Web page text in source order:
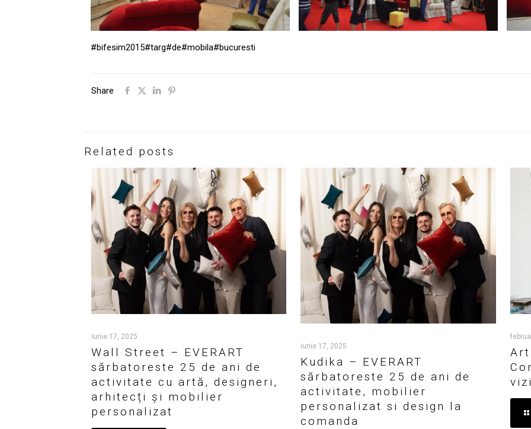
#bifesim2015#targ#de#mobila#bucuresti
Share
Related posts
iunie 17, 2025
Wall Street – EVERART
sărbatoreste 25 de ani de
activitate cu artă, designeri,
arhitecți și mobilier
personalizat
iunie 17, 2025
Kudika – EVERART
sărbatoreste 25 de ani de
activitate, mobilier
personalizat si design la
comanda